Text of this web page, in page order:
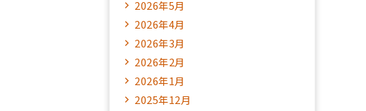
2026年5月
2026年4月
2026年3月
2026年2月
2026年1月
2025年12月